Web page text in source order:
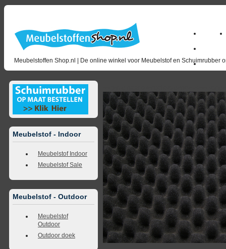
Meubelstoffen Shop.nl | De online winkel voor Meubelstof en Schuimrubber
Home
Meubelstof - Indoor
Meubelstof Indoor
Meubelstof Sale
Meubelstof - Outdoor
Meubelstof
Outdoor
Outdoor doek